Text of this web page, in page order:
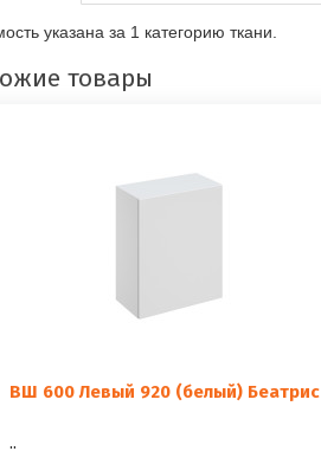
указана за 1 категорию ткани.
товары
ВШ 600 Левый 920 (белый) Беатрис
..